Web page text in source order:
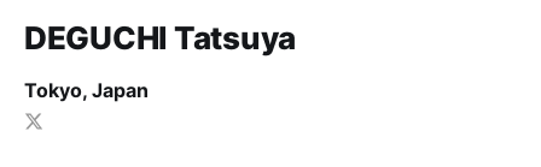
DEGUCHI Tatsuya
Tokyo, Japan